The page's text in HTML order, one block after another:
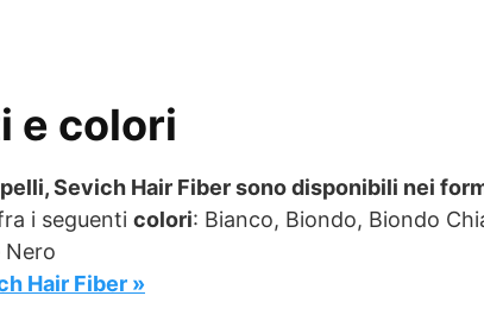
e colori
Sevich Hair Fiber sono disponibili nei
i seguenti colori: Bianco, Biondo, Biondo
Nero
Hair Fiber »